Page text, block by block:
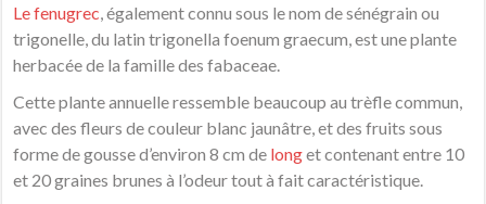
Le fenugrec , également connu sous le nom de sénégrain ou
trigonelle, du latin trigonella foenum graecum, est une plante
herbacée de la famille des fabaceae.
Cette plante annuelle ressemble beaucoup au trèfle commun,
avec des fleurs de couleur blanc jaunâtre, et des fruits sous
forme de gousse d’environ 8 cm de longet contenant entre 10
et 20 graines brunes à l’odeur tout à fait caractéristique.